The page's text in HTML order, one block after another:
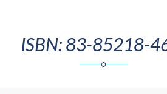
ISBN: 83-85218-